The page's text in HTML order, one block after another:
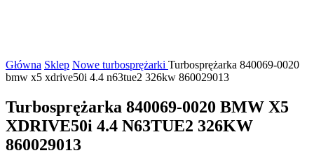
Główna Sklep Nowe turbosprężarki Turbosprężarka 840069-0020
bmw x5 xdrive50i 4.4 n63tue2 326kw 860029013
Turbosprężarka 840069-0020 BMW X5
XDRIVE50i 4.4 N63TUE2 326KW
860029013